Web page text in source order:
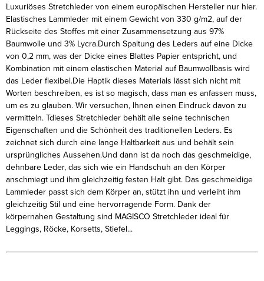
Luxuriöses Stretchleder von einem europäischen Hersteller nur hier.
Elastisches Lammleder mit einem Gewicht von 330 g/m2, auf der
Rückseite des Stoffes mit einer Zusammensetzung aus 97%
Baumwolle und 3% Lycra.Durch Spaltung des Leders auf eine Dicke
von 0,2 mm, was der Dicke eines Blattes Papier entspricht, und
Kombination mit einem elastischen Material auf Baumwollbasis wird
das Leder flexibel.Die Haptik dieses Materials lässt sich nicht mit
Worten beschreiben, es ist so magisch, dass man es anfassen muss,
um es zu glauben. Wir versuchen, Ihnen einen Eindruck davon zu
vermitteln. Tdieses Stretchleder behält alle seine technischen
Eigenschaften und die Schönheit des traditionellen Leders. Es
zeichnet sich durch eine lange Haltbarkeit aus und behält sein
ursprüngliches Aussehen.Und dann ist da noch das geschmeidige,
dehnbare Leder, das sich wie ein Handschuh an den Körper
anschmiegt und ihm gleichzeitig festen Halt gibt. Das geschmeidige
Lammleder passt sich dem Körper an, stützt ihn und verleiht ihm
gleichzeitig Stil und eine hervorragende Form. Dank der
körpernahen Gestaltung sind MAGISCO Stretchleder ideal für
Leggings, Röcke, Korsetts, Stiefel...